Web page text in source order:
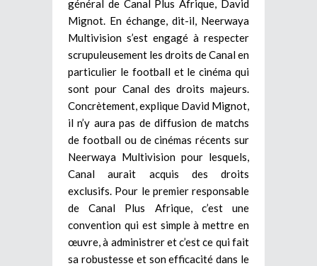
général de Canal Plus Afrique, David
Mignot. En échange, dit-il, Neerwaya
Multivision s’est engagé à respecter
scrupuleusement les droits de Canal en
particulier le football et le cinéma qui
sont pour Canal des droits majeurs.
Concrètement, explique David Mignot,
il n’y aura pas de diffusion de matchs
de football ou de cinémas récents sur
Neerwaya Multivision pour lesquels,
Canal aurait acquis des droits
exclusifs. Pour le premier responsable
de Canal Plus Afrique, c’est une
convention qui est simple à mettre en
œuvre, à administrer et c’est ce qui fait
sa robustesse et son efficacité dans le